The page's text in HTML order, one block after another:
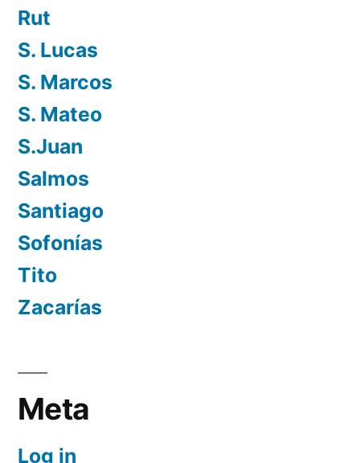
Rut
S. Lucas
S. Marcos
S. Mateo
S.Juan
Salmos
Santiago
Sofonías
Tito
Zacarías
Meta
Log in